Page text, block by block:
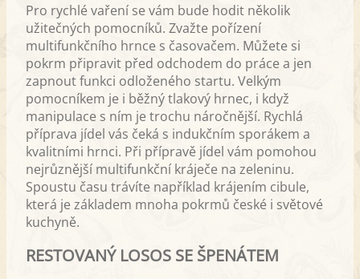
Pro rychlé vaření se vám bude hodit několik
užitečných pomocníků. Zvažte pořízení
multifunkčního hrnce s časovačem. Můžete si
pokrm připravit před odchodem do práce a jen
zapnout funkci odloženého startu. Velkým
pomocníkem je i běžný tlakový hrnec, i když
manipulace s ním je trochu náročnější. Rychlá
příprava jídel vás čeká s indukčním sporákem a
kvalitními hrnci. Při přípravě jídel vám pomohou
nejrůznější multifunkční kráječe na zeleninu.
Spoustu času trávíte například krájením cibule,
která je základem mnoha pokrmů české i světové
kuchyně.
RESTOVANÝ LOSOS SE ŠPENÁTEM